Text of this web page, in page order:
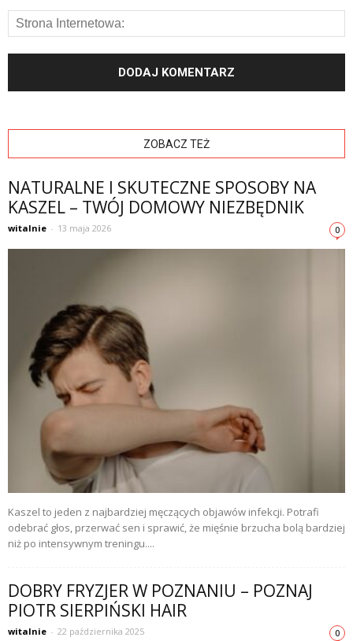
ZOBACZ TEŻ
NATURALNE I SKUTECZNE SPOSOBY NA
KASZEL – TWÓJ DOMOWY NIEZBĘDNIK
witalnie - 13 maja 2026 0
Kaszel to jeden z najbardziej męczących objawów infekcji. Potrafi
odebrać głos, przerwać sen i sprawić, że mięśnie brzucha bolą bardziej
niż po intensywnym treningu....
DOBRY FRYZJER W POZNANIU – POZNAJ
PIOTR SIERPIŃSKI HAIR
witalnie - 22 października 2025 0